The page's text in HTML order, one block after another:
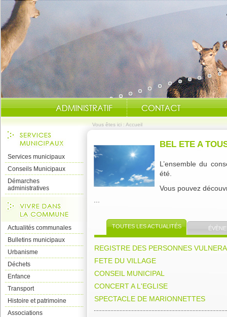
Vous êtes ici : Accueil
Services municipaux
Conseils Municipaux
Démarches
administratives
Actualités communales
Bulletins municipaux
Urbanisme
Déchets
Enfance
Transport
Histoire et patrimoine
Associations
BEL ETE A
L’ensemble du
été.
Vous pouvez
TOUTES LES ACTUALITÉS
REGISTRE DES PERSONNES
FETE DU VILLAGE
CONSEIL MUNICIPAL
CONCERT A L'EGLISE
SPECTACLE DE MARIONNETTES